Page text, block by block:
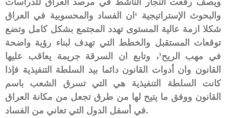
والبحوث الإستراتيجية ‘ان الفساد والمحسوبية في العراق
شكلا ازمة عالية المستوى تهدد المجتمع بشكل كامل وتضع
توقعات المستقبل والخطط التي تهدف لبناء رؤية واضحة
في مهب الريح’، وتابع ان السرقة جريمة يعاقب عليها
القانون وان أدوات القانون دائما بيد السلطة التنفيذية فإذا
كانت السلطة التنفيذية هي التي تسرق الشعب باسم
القانون ووفق ما يتيح لها من طرق تجعل من مكانة العراق
في أسفل الدول التي تعاني من الفساد.